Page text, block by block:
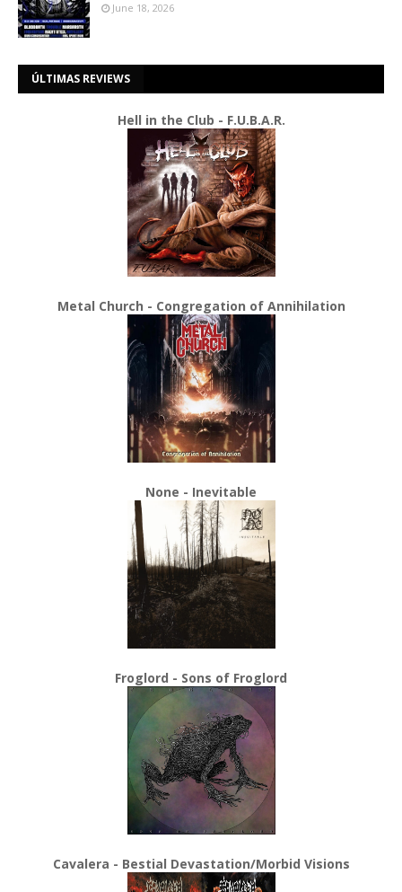
June 18, 2026
ÚLTIMAS REVIEWS
Hell in the Club - F.U.B.A.R.
Metal Church - Congregation of Annihilation
None - Inevitable
Froglord - Sons of Froglord
Cavalera - Bestial Devastation/Morbid Visions